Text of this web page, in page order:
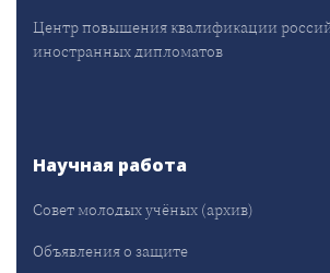
Центр повышения квалификации
иностранных дипломатов
Научная работа
Совет молодых учёных (архив)
Объявления о защите